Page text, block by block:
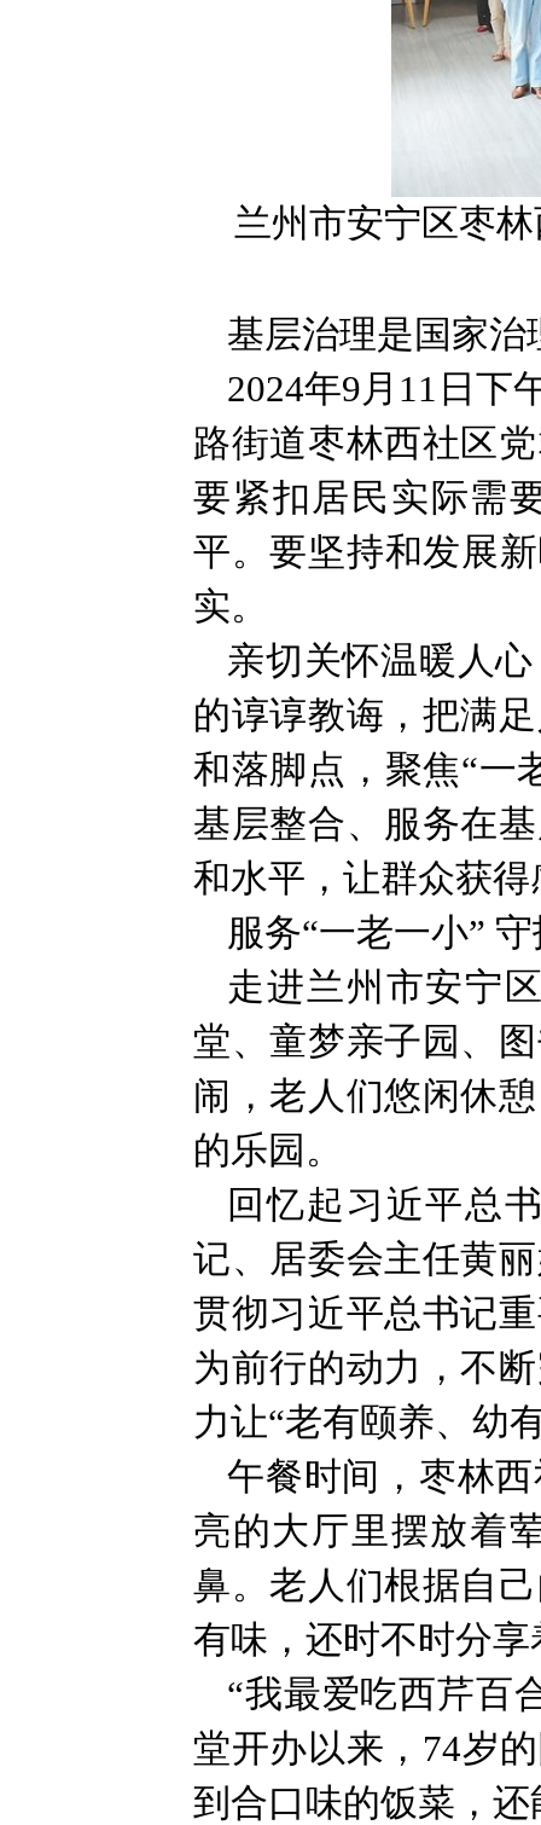
兰州市安宁区枣
基层治理是国家
2024年9月11日下
路街道枣林西社区
要紧扣居民实际需
平。要坚持和发展
实。
亲切关怀温暖人
的谆谆教诲，把满
和落脚点，聚焦“一
基层整合、服务在
和水平，让群众获
服务“一老一小”
走进兰州市安宁
堂、童梦亲子园、
闹，老人们悠闲休
的乐园。
回忆起习近平总
记、居委会主任黄
贯彻习近平总书记
为前行的动力，不
力让“老有颐养、幼
午餐时间，枣林
亮的大厅里摆放着
鼻。老人们根据自
有味，还时不时分
“我最爱吃西芹百
堂开办以来，74岁
到合口味的饭菜，